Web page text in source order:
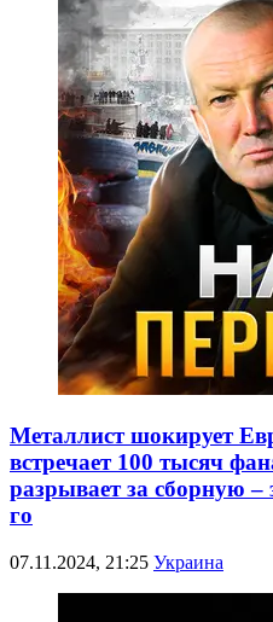
Металлист шокирует
встречает 100 тысяч
разрывает за сборную
го
07.11.2024, 21:25 Украина